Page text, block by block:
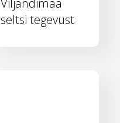
seltsi tegevust